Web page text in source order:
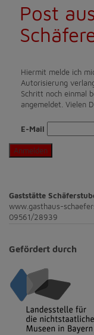
Post
Hiermit melde ich
Autorisierung
Schritt noch einmal
angemeldet. Vielen
E-Mail
Anmelden
Gaststätte
www.gasthaus-
09561/28939
Gefördert durch